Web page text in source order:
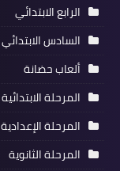
الرابع الابتدائي
السادس الابتدائي
ألعاب حضانة
المرحلة الابتدائية
المرحلة الإعدادية
المرحلة الثانوية